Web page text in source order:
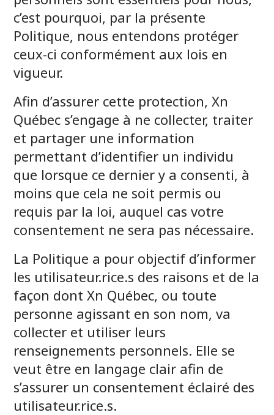
c’est pourquoi, par la présente
Politique, nous entendons protéger
ceux-ci conformément aux lois en
vigueur.
Afin d’assurer cette protection, Xn
Québec s’engage à ne collecter, traiter
et partager une information
permettant d’identifier un individu
que lorsque ce dernier y a consenti, à
moins que cela ne soit permis ou
requis par la loi, auquel cas votre
consentement ne sera pas nécessaire.
La Politique a pour objectif d’informer
les utilisateur.rice.s des raisons et de la
façon dont Xn Québec, ou toute
personne agissant en son nom, va
collecter et utiliser leurs
renseignements personnels. Elle se
veut être en langage clair afin de
s’assurer un consentement éclairé des
utilisateur.rice.s.